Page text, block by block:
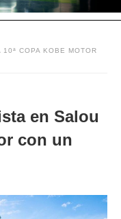
COPA KOBE MOTOR
en Salou
con un